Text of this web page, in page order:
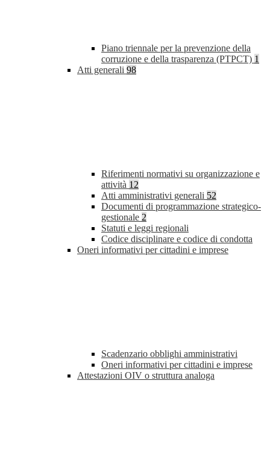
Piano triennale per la prevenzione della
corruzione e della trasparenza (PTPCT) 1
Atti generali 98
Riferimenti normativi su organizzazione e
attività 12
Atti amministrativi generali 52
Documenti di programmazione strategico-
gestionale 2
Statuti e leggi regionali
Codice disciplinare e codice di condotta
Oneri informativi per cittadini e imprese
Scadenzario obblighi amministrativi
Oneri informativi per cittadini e imprese
Attestazioni OIV o struttura analoga